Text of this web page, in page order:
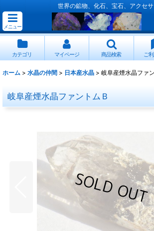
世界の鉱物、化石、宝石、アクセ
メニュー
カテゴリ マイページ 商品検索 ご
ホーム > 水晶の仲間 > 日本産水晶 > 岐阜産煙水晶ファ
岐阜産煙水晶ファントムＢ